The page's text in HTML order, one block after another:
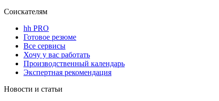
Соискателям
hh PRO
Готовое резюме
Все сервисы
Хочу у вас работать
Производственный календарь
Экспертная рекомендация
Новости и статьи